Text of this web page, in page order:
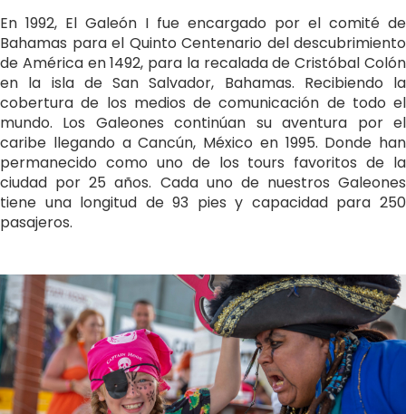
En 1992, El Galeón I fue encargado por el comité de
Bahamas para el Quinto Centenario del descubrimiento
de América en 1492, para la recalada de Cristóbal Colón
en la isla de San Salvador, Bahamas. Recibiendo la
cobertura de los medios de comunicación de todo el
mundo. Los Galeones continúan su aventura por el
caribe llegando a Cancún, México en 1995. Donde han
permanecido como uno de los tours favoritos de la
ciudad por 25 años. Cada uno de nuestros Galeones
tiene una longitud de 93 pies y capacidad para 250
pasajeros.